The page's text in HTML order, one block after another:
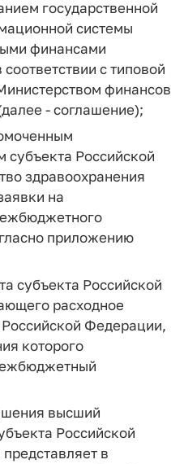
государственной
системы
финансами
с типовой
финансов
- соглашение);
субъекта Российской
здравоохранения
на
приложению
субъекта Российской
расходное
Российской Федерации,
которого
высший
Российской
в